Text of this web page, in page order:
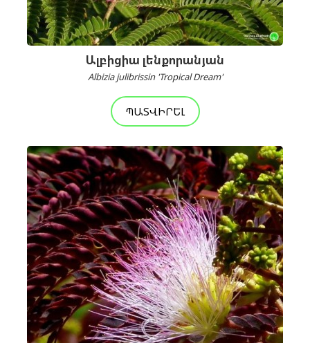
Ալբիցիա լենքորանյան
Albizia julibrissin 'Tropical Dream'
ՊԱՏՎԻՐԵԼ